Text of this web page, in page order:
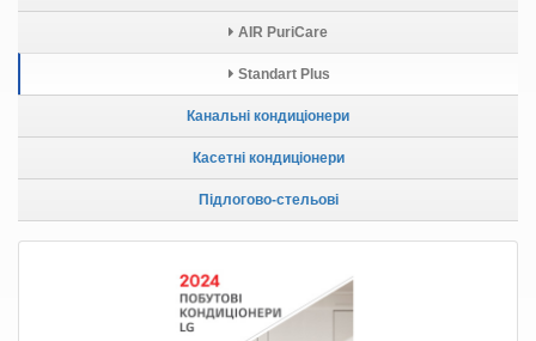
AIR PuriCare
Standart Plus
Канальні кондиціонери
Касетні кондиціонери
Підлогово-стельові